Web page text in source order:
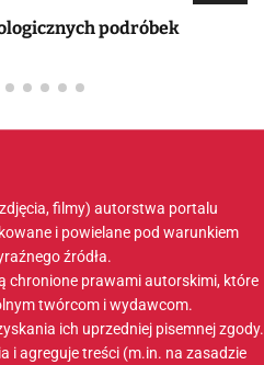
podróbek
filmy) autorstwa portalu
i powielane pod warunkiem
źródła.
chronione prawami autorskimi, które
twórcom i wydawcom.
ich uprzedniej pisemnej zgody.
i agreguje treści (m.in. na zasadzie